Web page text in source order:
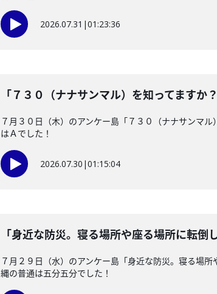
2026.07.31 |01:23:36
「７３０（ナナサンマル）を知ってますか？
７月３０日（木）のアンケー島「７３０（ナナサンマ
はＡでした！
2026.07.30 |01:15:04
「身近な防災。寝る場所や座る場所に転倒
７月２９日（水）のアンケー島「身近な防災。寝る場
縄の普通は五分五分でした！